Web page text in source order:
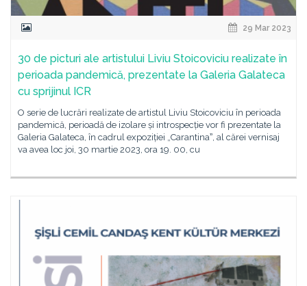
29 Mar 2023
30 de picturi ale artistului Liviu Stoicoviciu realizate în
perioada pandemică, prezentate la Galeria Galateca
cu sprijinul ICR
O serie de lucrări realizate de artistul Liviu Stoicoviciu în perioada
pandemică, perioadă de izolare și introspecție vor fi prezentate la
Galeria Galateca, în cadrul expoziției „Carantinaˮ, al cărei vernisaj
va avea loc joi, 30 martie 2023, ora 19. 00, cu